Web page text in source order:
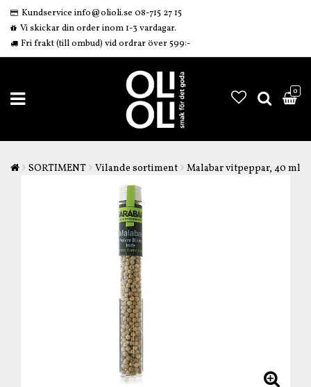
Kundservice info@olioli.se 08-715 27 15
Vi skickar din order inom 1-3 vardagar.
Fri frakt (till ombud) vid ordrar över 599:-
0
SORTIMENT Vilande sortiment Malabar vitpeppar, 40 ml